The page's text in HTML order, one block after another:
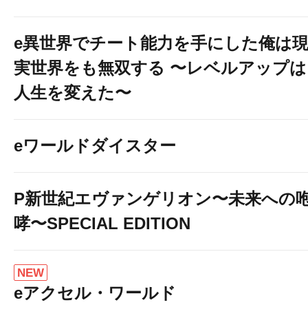
e異世界でチート能力を手にした俺は現
実世界をも無双する 〜レベルアップは
人生を変えた〜
eワールドダイスター
P新世紀エヴァンゲリオン〜未来への
哮〜SPECIAL EDITION
NEW
eアクセル・ワールド